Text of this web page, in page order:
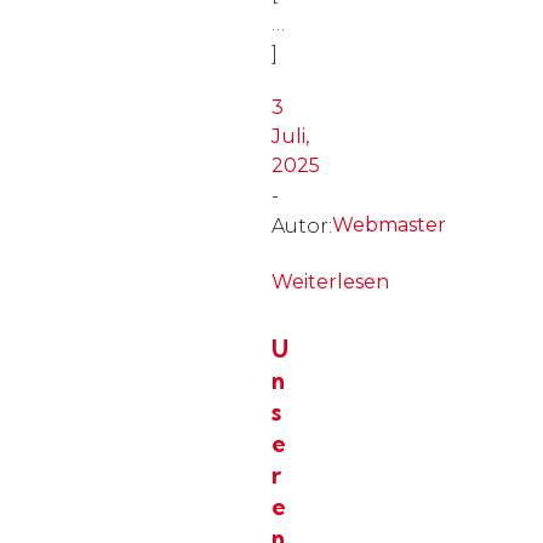
…
]
3
Juli,
2025
-
Autor:Webmaster
Weiterlesen
U
n
s
e
r
e